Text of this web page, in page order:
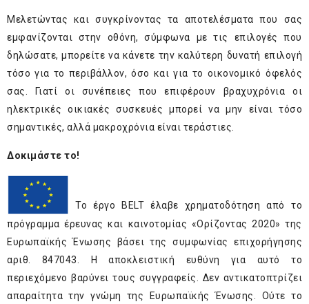
Μελετώντας και συγκρίνοντας τα αποτελέσματα που σας
εμφανίζονται στην οθόνη, σύμφωνα με τις επιλογές που
δηλώσατε, μπορείτε να κάνετε την καλύτερη δυνατή επιλογή
τόσο για το περιβάλλον, όσο και για το οικονομικό όφελός
σας. Γιατί οι συνέπειες που επιφέρουν βραχυχρόνια οι
ηλεκτρικές οικιακές συσκευές μπορεί να μην είναι τόσο
σημαντικές, αλλά μακροχρόνια είναι τεράστιες.
Δοκιμάστε το!
Το έργο BELT έλαβε χρηματοδότηση από το
πρόγραμμα έρευνας και καινοτομίας «Ορίζοντας 2020» της
Ευρωπαϊκής Ένωσης βάσει της συμφωνίας επιχορήγησης
αριθ. 847043. Η αποκλειστική ευθύνη για αυτό το
περιεχόμενο βαρύνει τους συγγραφείς. Δεν αντικατοπτρίζει
απαραίτητα την γνώμη της Ευρωπαϊκής Ένωσης. Ούτε το